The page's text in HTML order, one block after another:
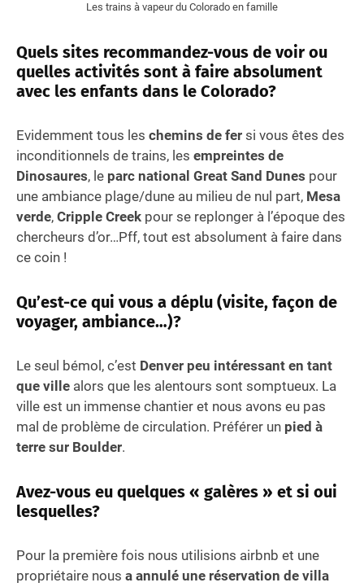
Les trains à vapeur du Colorado en famille
Quels sites recommandez-vous de voir ou
quelles activités sont à faire absolument
avec les enfants dans le Colorado?
Evidemment tous les chemins de fer si vous êtes des
inconditionnels de trains, les empreintes de
Dinosaures, le parc national Great Sand Dunes pour
une ambiance plage/dune au milieu de nul part, Mesa
verde, Cripple Creek pour se replonger à l’époque des
chercheurs d’or…Pff, tout est absolument à faire dans
ce coin !
Qu’est-ce qui vous a déplu (visite, façon de
voyager, ambiance…)?
Le seul bémol, c’est Denver peu intéressant en tant
que ville alors que les alentours sont somptueux. La
ville est un immense chantier et nous avons eu pas
mal de problème de circulation. Préférer un pied à
terre sur Boulder.
Avez-vous eu quelques « galères » et si oui
lesquelles?
Pour la première fois nous utilisions airbnb et une
propriétaire nous a annulé une réservation de villa